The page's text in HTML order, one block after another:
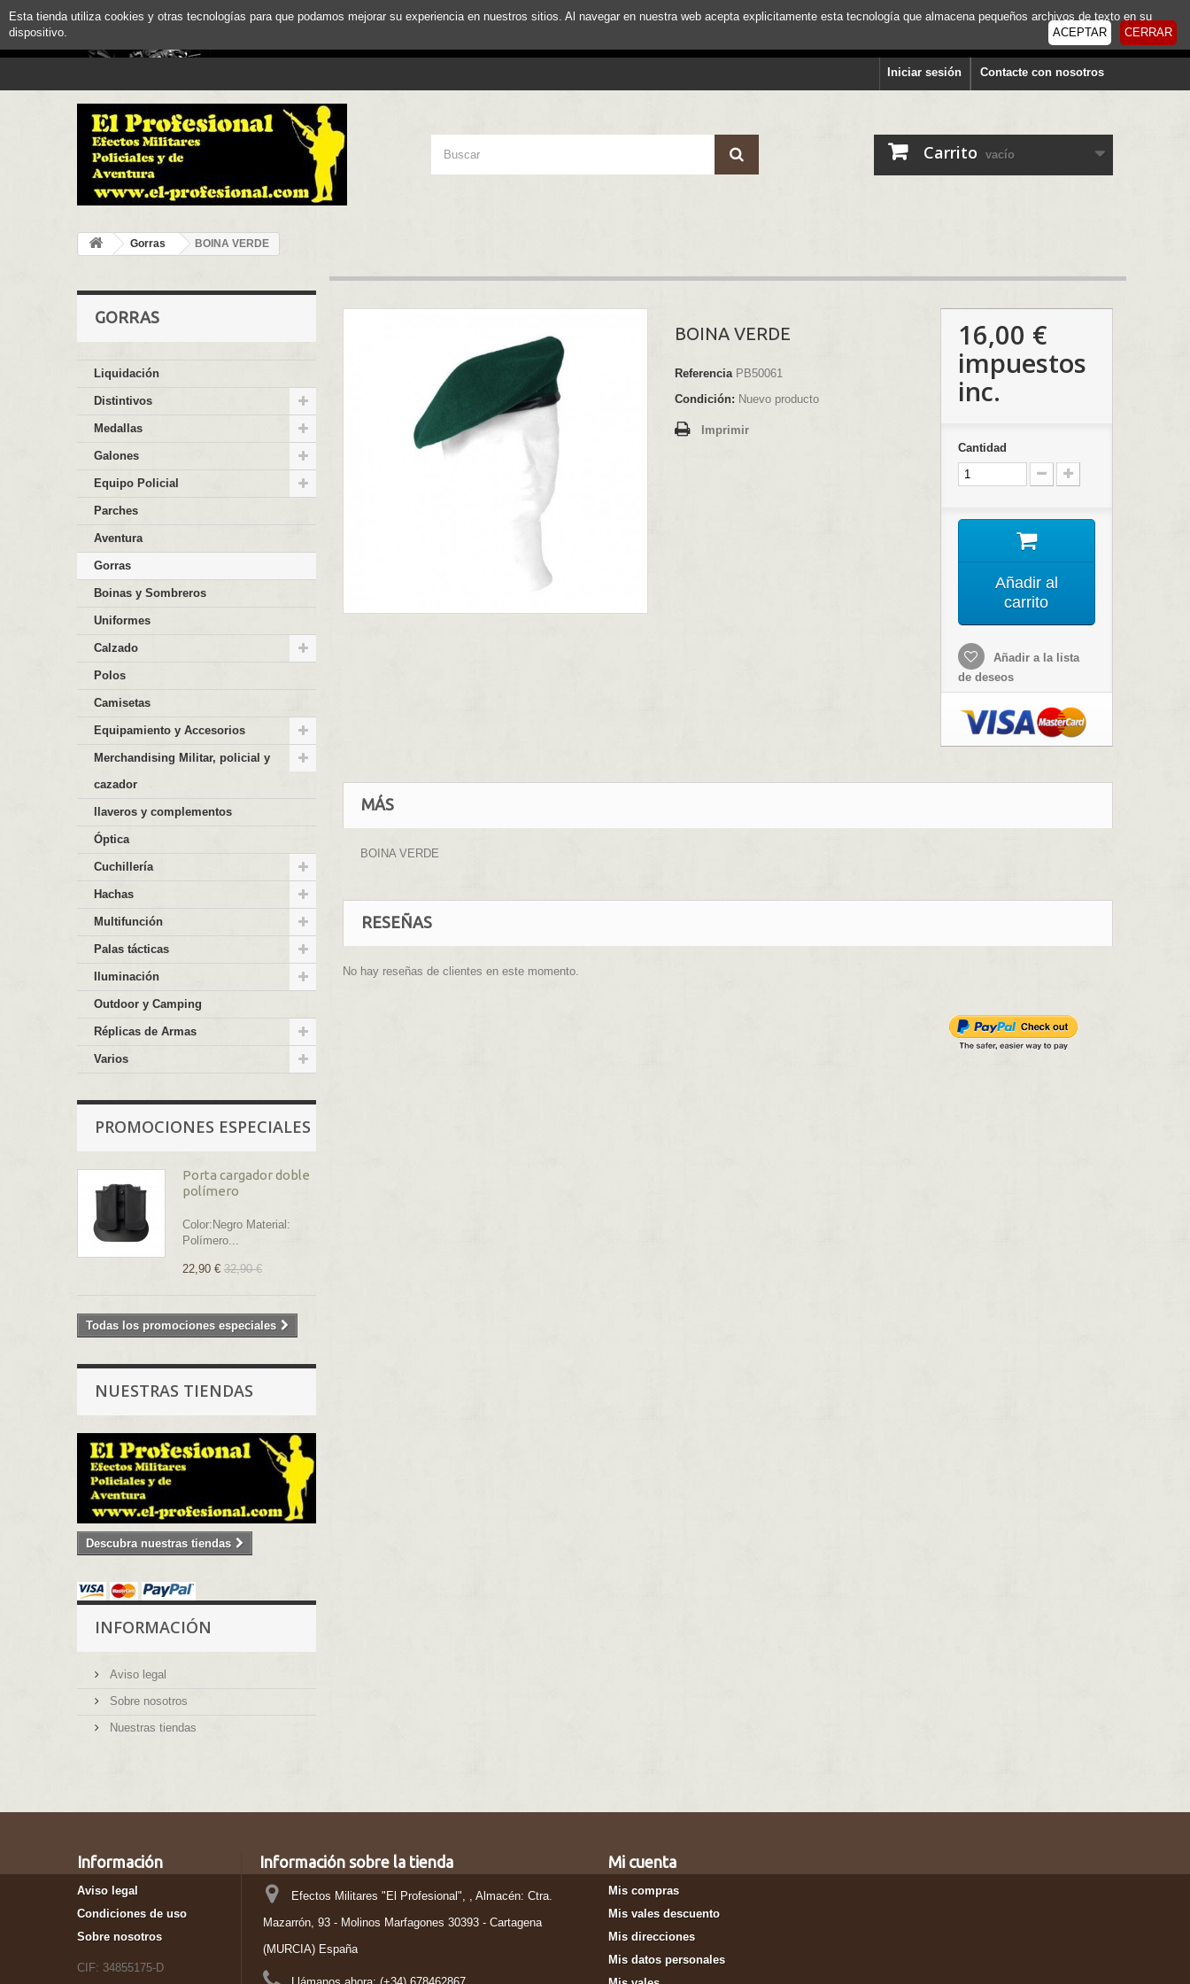
Contacte con nosotros
Iniciar sesión
Carrito vacío
Esta tienda utiliza cookies y otras tecnologías para que podamos mejorar su experiencia en nuestros sitios. Al navegar en nuestra web acepta explicitamente esta tecnología que almacena pequeños archivos de texto en su
dispositivo.
CERRAR
ACEPTAR
Gorras BOINA VERDE
GORRAS
Liquidación
Distintivos
Medallas
Galones
Equipo Policial
Parches
Aventura
Gorras
Boinas y Sombreros
Uniformes
Calzado
Polos
Camisetas
Equipamiento y Accesorios
Merchandising Militar, policial y
cazador
llaveros y complementos
Óptica
Cuchillería
Hachas
Multifunción
Palas tácticas
Iluminación
Outdoor y Camping
Réplicas de Armas
Varios
PROMOCIONES ESPECIALES
Porta cargador doble
polímero
Color:Negro Material:
Polímero...
22,90 € 32,90 €
Todas los promociones especiales
NUESTRAS TIENDAS
Descubra nuestras tiendas
INFORMACIÓN
Aviso legal
Sobre nosotros
Nuestras tiendas
BOINA VERDE
Referencia PB50061
Condición: Nuevo producto
Imprimir
16,00 €
impuestos
inc.
Cantidad
Añadir al
carrito
Añadir a la lista
de deseos
MÁS
BOINA VERDE
RESEÑAS
No hay reseñas de clientes en este momento.
Información
Aviso legal
Condiciones de uso
Sobre nosotros
CIF: 34855175-D
Información sobre la tienda
Efectos Militares "El Profesional", , Almacén: Ctra.
Mazarrón, 93 - Molinos Marfagones 30393 - Cartagena
(MURCIA) España
Mi cuenta
Mis compras
Mis vales descuento
Mis direcciones
Mis datos personales